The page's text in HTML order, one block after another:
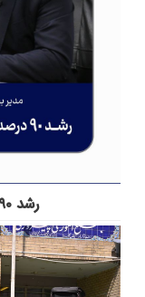
رشد ۹۰ درصدی پرتفوی ثالث در نیمه اول امسال